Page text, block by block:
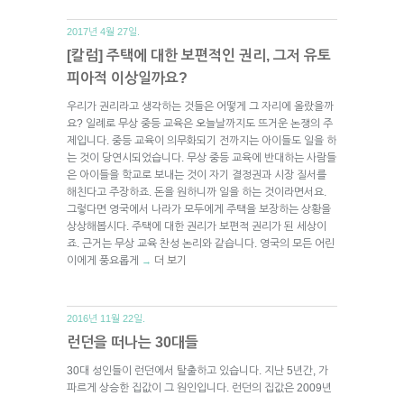
2017년 4월 27일.
[칼럼] 주택에 대한 보편적인 권리, 그저 유토
피아적 이상일까요?
우리가 권리라고 생각하는 것들은 어떻게 그 자리에 올랐을까
요? 일례로 무상 중등 교육은 오늘날까지도 뜨거운 논쟁의 주
제입니다. 중등 교육이 의무화되기 전까지는 아이들도 일을 하
는 것이 당연시되었습니다. 무상 중등 교육에 반대하는 사람들
은 아이들을 학교로 보내는 것이 자기 결정권과 시장 질서를
해친다고 주장하죠. 돈을 원하니까 일을 하는 것이라면서요.
그렇다면 영국에서 나라가 모두에게 주택을 보장하는 상황을
상상해봅시다. 주택에 대한 권리가 보편적 권리가 된 세상이
죠. 근거는 무상 교육 찬성 논리와 같습니다. 영국의 모든 어린
이에게 풍요롭게
→ 더 보기
2016년 11월 22일.
런던을 떠나는 30대들
30대 성인들이 런던에서 탈출하고 있습니다. 지난 5년간, 가
파르게 상승한 집값이 그 원인입니다. 런던의 집값은 2009년